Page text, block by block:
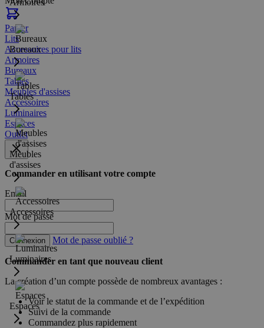
Panier
Armoires
Bureaux
Tables
Meubles
d'assises
Accessoires
Luminaires
Espaces
Lits
Accessoires pour lits
Armoires
Bureaux
Tables
Meubles d'assises
Accessoires
Luminaires
Espaces
Outlet
Commander en utilisant votre compte
Email
Mot de passe
Connexion Mot de passe oublié ?
Commander en tant que nouveau client
La création d’un compte possède de nombreux avantages :
Voir le statut de la commande et de l’expédition
Suivi de la commande
Commandez plus rapidement